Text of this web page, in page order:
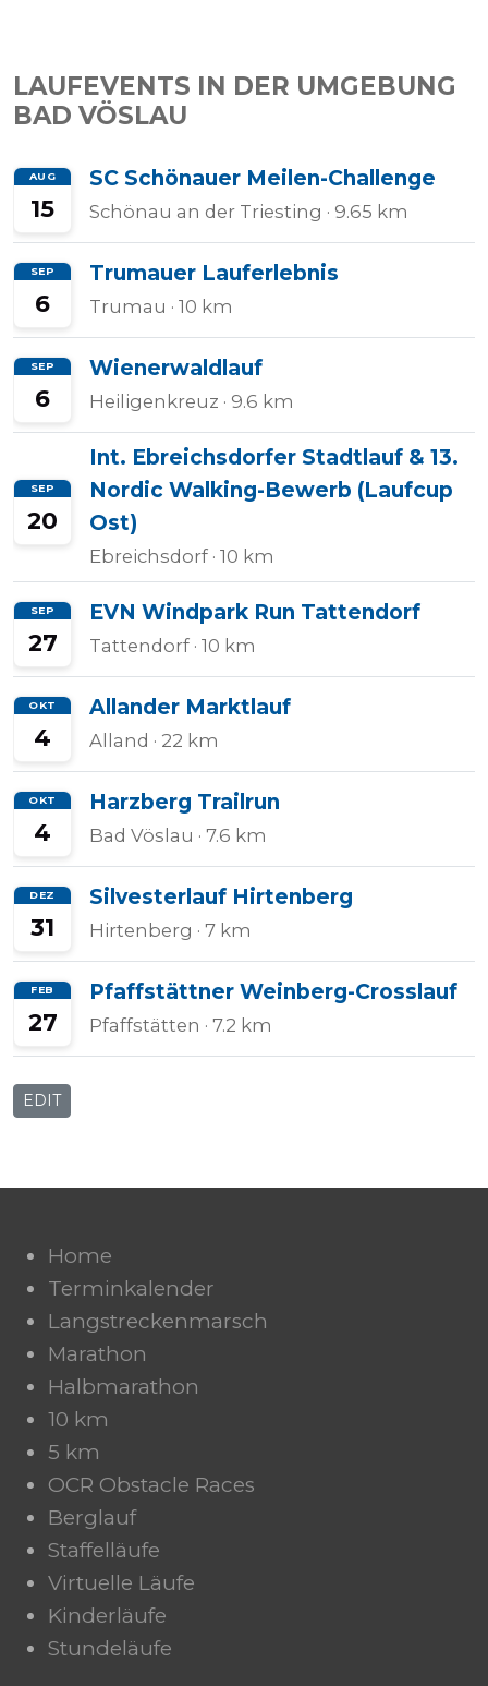
LAUFEVENTS IN DER UMGEBUNG
BAD VÖSLAU
AUG
15
SC Schönauer Meilen-Challenge
Schönau an der Triesting · 9.65 km
SEP
6
Trumauer Lauferlebnis
Trumau · 10 km
SEP
6
Wienerwaldlauf
Heiligenkreuz · 9.6 km
SEP
20
Int. Ebreichsdorfer Stadtlauf & 13.
Nordic Walking-Bewerb (Laufcup
Ost)
Ebreichsdorf · 10 km
SEP
27
EVN Windpark Run Tattendorf
Tattendorf · 10 km
OKT
4
Allander Marktlauf
Alland · 22 km
OKT
4
Harzberg Trailrun
Bad Vöslau · 7.6 km
DEZ
31
Silvesterlauf Hirtenberg
Hirtenberg · 7 km
FEB
27
Pfaffstättner Weinberg-Crosslauf
Pfaffstätten · 7.2 km
EDIT
Home
Terminkalender
Langstreckenmarsch
Marathon
Halbmarathon
10 km
5 km
OCR Obstacle Races
Berglauf
Staffelläufe
Virtuelle Läufe
Kinderläufe
Stundeläufe